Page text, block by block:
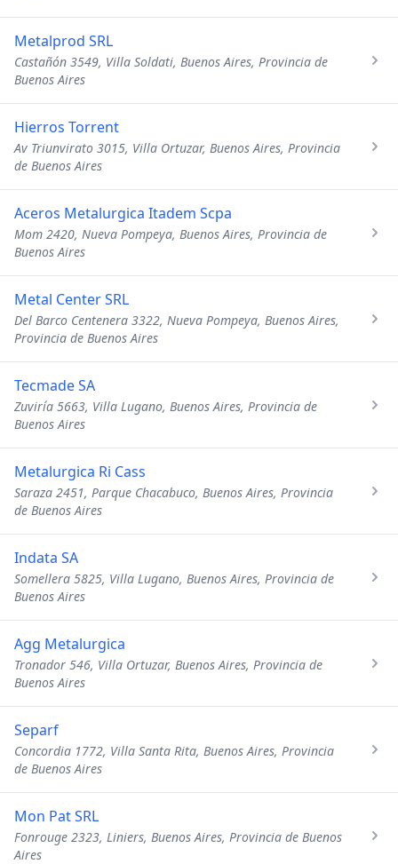
Metalprod SRL
Castañón 3549, Villa Soldati, Buenos Aires, Provincia de
Buenos Aires
Hierros Torrent
Av Triunvirato 3015, Villa Ortuzar, Buenos Aires, Provincia
de Buenos Aires
Aceros Metalurgica Itadem Scpa
Mom 2420, Nueva Pompeya, Buenos Aires, Provincia de
Buenos Aires
Metal Center SRL
Del Barco Centenera 3322, Nueva Pompeya, Buenos Aires,
Provincia de Buenos Aires
Tecmade SA
Zuviría 5663, Villa Lugano, Buenos Aires, Provincia de
Buenos Aires
Metalurgica Ri Cass
Saraza 2451, Parque Chacabuco, Buenos Aires, Provincia
de Buenos Aires
Indata SA
Somellera 5825, Villa Lugano, Buenos Aires, Provincia de
Buenos Aires
Agg Metalurgica
Tronador 546, Villa Ortuzar, Buenos Aires, Provincia de
Buenos Aires
Separf
Concordia 1772, Villa Santa Rita, Buenos Aires, Provincia
de Buenos Aires
Mon Pat SRL
Fonrouge 2323, Liniers, Buenos Aires, Provincia de Buenos
Aires